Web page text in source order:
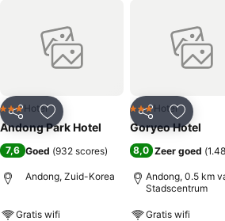
Delen Toevoegen aan favorieten
3 Sterren
Hotel
Andong Park Hotel
7,6 Goed (932 scores)
Andong, Zuid-Korea
Gratis wifi
Delen
3 Sterren
Hotel
Goryeo Hotel
8,0 Zeer goed (
Andong, 0.5 km
Stadscentrum
Gratis wifi